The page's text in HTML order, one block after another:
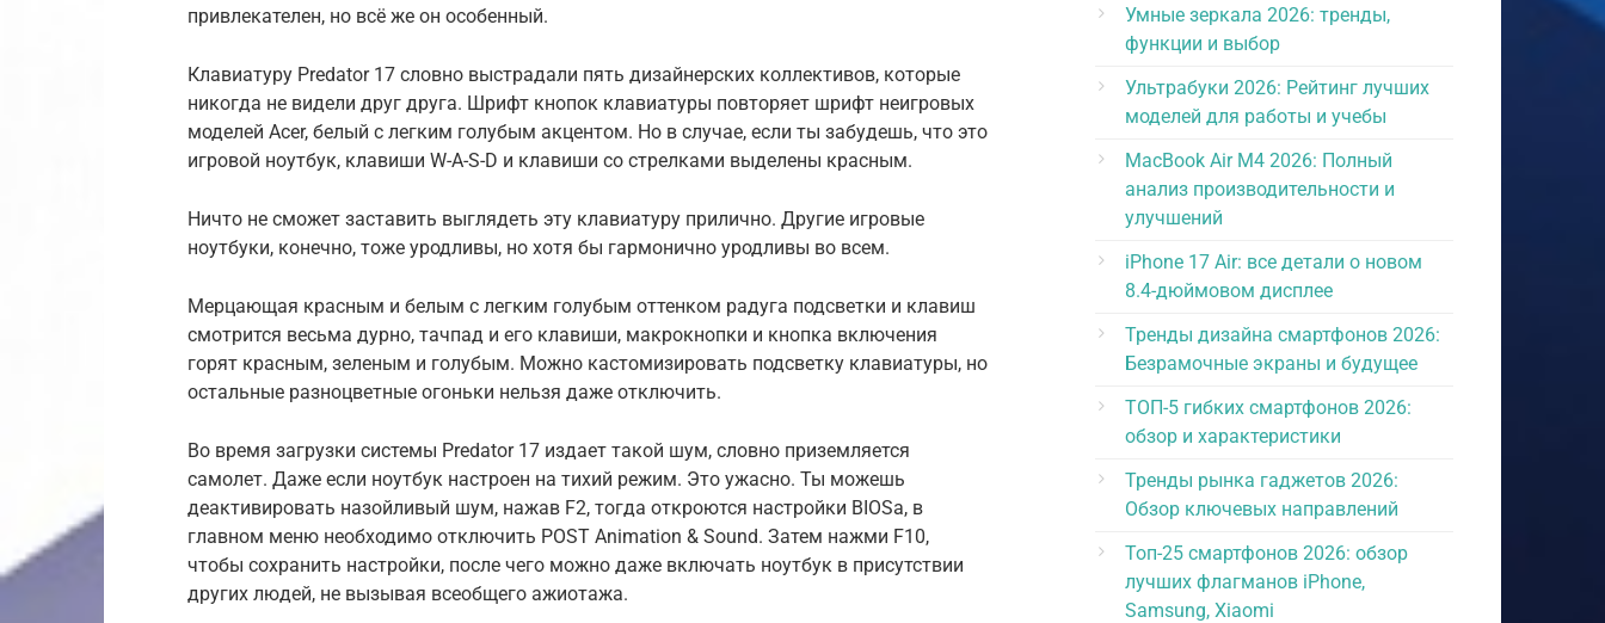
привлекателен, но всё же он особенный.
Клавиатуру Predator 17 словно выстрадали пять дизайнерских коллективов, которые
никогда не видели друг друга. Шрифт кнопок клавиатуры повторяет шрифт неигровых
моделей Acer, белый с легким голубым акцентом. Но в случае, если ты забудешь, что это
игровой ноутбук, клавиши W-A-S-D и клавиши со стрелками выделены красным.
Ничто не сможет заставить выглядеть эту клавиатуру прилично. Другие игровые
ноутбуки, конечно, тоже уродливы, но хотя бы гармонично уродливы во всем.
Мерцающая красным и белым с легким голубым оттенком радуга подсветки и клавиш
смотрится весьма дурно, тачпад и его клавиши, макрокнопки и кнопка включения
горят красным, зеленым и голубым. Можно кастомизировать подсветку клавиатуры, но
остальные разноцветные огоньки нельзя даже отключить.
Во время загрузки системы Predator 17 издает такой шум, словно приземляется
самолет. Даже если ноутбук настроен на тихий режим. Это ужасно. Ты можешь
деактивировать назойливый шум, нажав F2, тогда откроются настройки BIOSа, в
главном меню необходимо отключить POST Animation & Sound. Затем нажми F10,
чтобы сохранить настройки, после чего можно даже включать ноутбук в присутствии
других людей, не вызывая всеобщего ажиотажа.
Умные зеркала 2026: тренды,
функции и выбор
Ультрабуки 2026: Рейтинг лучших
моделей для работы и учебы
MacBook Air M4 2026: Полный
анализ производительности и
улучшений
iPhone 17 Air: все детали о новом
8.4-дюймовом дисплее
Тренды дизайна смартфонов 2026:
Безрамочные экраны и будущее
ТОП-5 гибких смартфонов 2026:
обзор и характеристики
Тренды рынка гаджетов 2026:
Обзор ключевых направлений
Топ-25 смартфонов 2026: обзор
лучших флагманов iPhone,
Samsung, Xiaomi